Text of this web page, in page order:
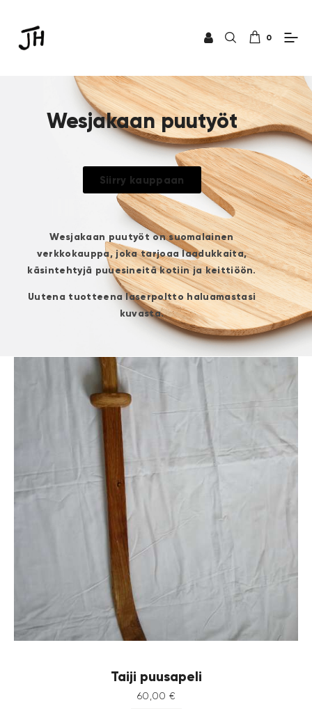
0
Wesjakaan puutyöt
Wesjakaan puutyöt on suomalainen
verkkokauppa, joka tarjoaa laadukkaita,
käsintehtyjä puuesineitä kotiin ja keittiöön.
Uutena tuotteena laserpoltto haluamastasi
kuvasta.
Siirry kauppaan
Taiji puusapeli
60 00 €